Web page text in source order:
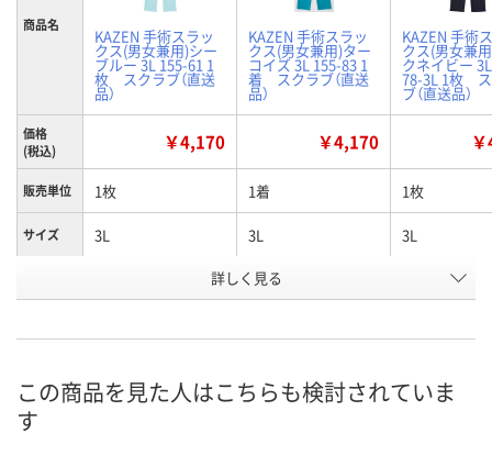
商品名
KAZEN 手術スラッ
クス(男女兼用)シー
ブルー 3L 155-61 1
枚 スクラブ（直送
品）
KAZEN 手術スラッ
クス(男女兼用)ター
コイズ 3L 155-83 1
着 スクラブ（直送
品）
KAZEN 手術
クス(男女兼
クネイビー
78-3L 1枚
ブ（直送品）
価格
(税込)
￥4,170 ￥4,170
販売単位 1枚 1着 1枚
サイズ 3L 3L 3L
ターコイズブルー ダークネイ
号
お届け日
詳しく見る
この商品を見た人はこちらも検討されていま
す